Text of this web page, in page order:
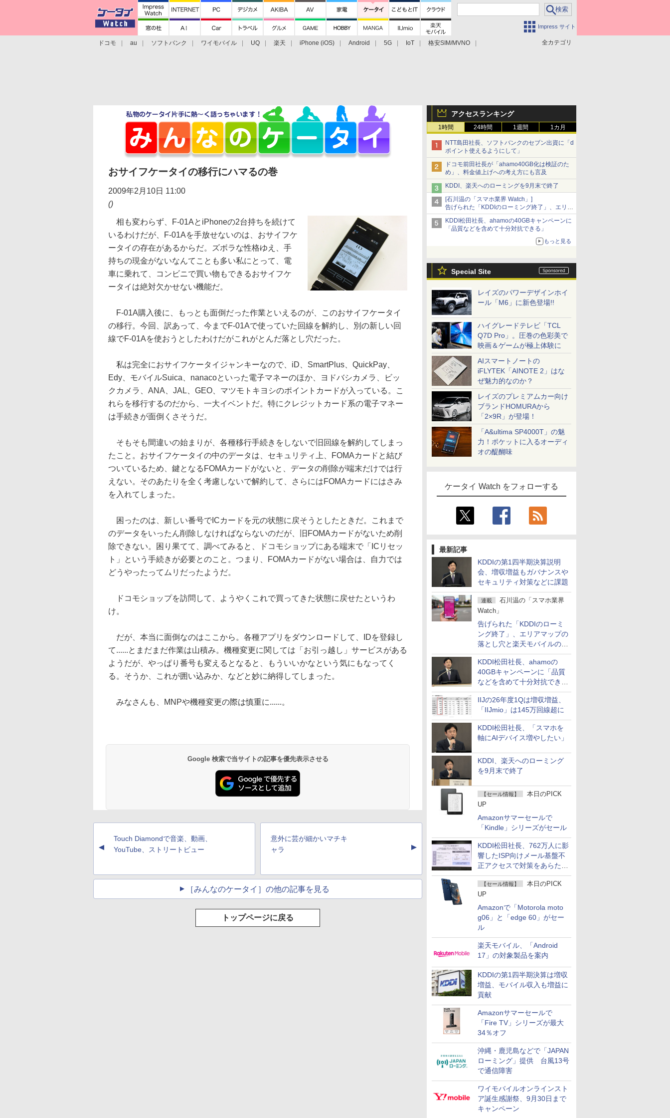
Impress サイト
全カテゴリ
ドコモ au ソフトバンク ワイモバイル UQ 楽天 iPhone (iOS) Android 5G IoT
格安SIM/MVNO
アクセスランキング
1時間 24時間 1週間 1カ月
NTT島田社長、ソフトバンクのセブン出資に「d
ポイント使えるようにして」
ドコモ前田社長が「ahamo40GB化は検証のた
め」、料金値上げへの考え方にも言及
KDDI、楽天へのローミングを9月末で終了
[石川温の「スマホ業界 Watch」]
告げられた「KDDIのローミング終了」、エリア
マップの落とし穴と楽天モバイルの課題
KDDI松田社長、ahamoの40GBキャンペーンに
「品質などを含めて十分対抗できる」
もっと見る
Special Site
レイズのパワーデザインホイ
ール「M6」に新色登場!!
ハイグレードテレビ「TCL
Q7D Pro」。圧巻の色彩美で
映画＆ゲームが極上体験に
AIスマートノートの
iFLYTEK「AINOTE 2」はな
ぜ魅力的なのか？
レイズのプレミアムカー向け
ブランドHOMURAから
「2×9R」が登場！
「A&ultima SP4000T」の魅
力！ポケットに入るオーディ
オの醍醐味
ケータイ Watch をフォローする
最新記事
KDDIの第1四半期決算説明
会、増収増益もガバナンスや
セキュリティ対策などに課題
連載
石川温の「スマホ業界
Watch」
告げられた「KDDIのローミ
ング終了」、エリアマップの
落とし穴と楽天モバイルの課
題
KDDI松田社長、ahamoの
40GBキャンペーンに「品質
などを含めて十分対抗でき
る」
IIJの26年度1Qは増収増益、
「IIJmio」は145万回線超に
KDDI松田社長、「スマホを
軸にAIデバイス増やしたい」
KDDI、楽天へのローミング
を9月末で終了
【セール情報】
本日のPICK
UP
Amazonサマーセールで
「Kindle」シリーズがセール
KDDI松田社長、762万人に影
響したISP向けメール基盤不
正アクセスで対策をあらため
て説明
【セール情報】
本日のPICK
UP
Amazonで「Motorola moto
g06」と「edge 60」がセー
ル
楽天モバイル、「Android
17」の対象製品を案内
KDDIの第1四半期決算は増収
増益、モバイル収入も増益に
貢献
Amazonサマーセールで
「Fire TV」シリーズが最大
34％オフ
沖縄・鹿児島などで「JAPAN
ローミング」提供 台風13号
で通信障害
ワイモバイルオンラインスト
ア誕生感謝祭、9月30日まで
キャンペーン
おサイフケータイの移行にハマるの巻
2009年2月10日 11:00
()
相も変わらず、F-01AとiPhoneの2台持ちを続けて
いるわけだが、F-01Aを手放せないのは、おサイフケ
ータイの存在があるからだ。ズボラな性格ゆえ、手
持ちの現金がないなんてことも多い私にとって、電
車に乗れて、コンビニで買い物もできるおサイフケ
ータイは絶対欠かせない機能だ。
F-01A購入後に、もっとも面倒だった作業といえるのが、このおサイフケータイ
の移行。今回、訳あって、今までF-01Aで使っていた回線を解約し、別の新しい回
線でF-01Aを使おうとしたわけだがこれがとんだ落とし穴だった。
私は完全におサイフケータイジャンキーなので、iD、SmartPlus、QuickPay、
Edy、モバイルSuica、nanacoといった電子マネーのほか、ヨドバシカメラ、ビッ
クカメラ、ANA、JAL、GEO、マツモトキヨシのポイントカードが入っている。こ
れらを移行するのだから、一大イベントだ。特にクレジットカード系の電子マネー
は手続きが面倒くさそうだ。
そもそも間違いの始まりが、各種移行手続きをしないで旧回線を解約してしまっ
たこと。おサイフケータイの中のデータは、セキュリティ上、FOMAカードと結び
ついているため、鍵となるFOMAカードがないと、データの削除が端末だけでは行
えない。そのあたりを全く考慮しないで解約して、さらにはFOMAカードにはさみ
を入れてしまった。
困ったのは、新しい番号でICカードを元の状態に戻そうとしたときだ。これまで
のデータをいったん削除しなければならないのだが、旧FOMAカードがないため削
除できない。困り果てて、調べてみると、ドコモショップにある端末で「ICリセッ
ト」という手続きが必要とのこと。つまり、FOMAカードがない場合は、自力では
どうやったってムリだったようだ。
ドコモショップを訪問して、ようやくこれで買ってきた状態に戻せたというわ
け。
だが、本当に面倒なのはここから。各種アプリをダウンロードして、IDを登録し
て......とまだまだ作業は山積み。機種変更に関しては「お引っ越し」サービスがある
ようだが、やっぱり番号も変えるとなると、もういいかなという気にもなってく
る。そうか、これが囲い込みか、などと妙に納得してしまった。
みなさんも、MNPや機種変更の際は慎重に......。
Google 検索で当サイトの記事を優先表示させる
▲
Touch Diamondで音楽、動画、
YouTube、ストリートビュー
意外に芸が細かいマチキ
ャラ
▲
［みんなのケータイ］の他の記事を見る
トップページに戻る